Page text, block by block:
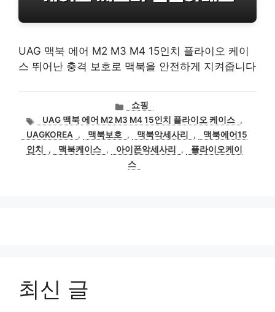
UAG 맥북 에어 M2 M3 M4 15인치 플라이오 케이
스 뛰어난 충격 보호로 맥북을 안전하게 지켜줍니다
카
테
고
리
쇼핑
태
그
UAG 맥북 에어 M2 M3 M4 15인치 플라이오 케이스 ,
UAGKOREA
, 맥북보호 , 맥북악세사리 ,
맥북에어15
인치
, 맥북케이스 , 아이폰악세사리 ,
플라이오케이
스
최신 글